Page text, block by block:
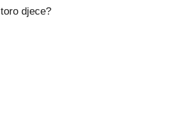
djece?